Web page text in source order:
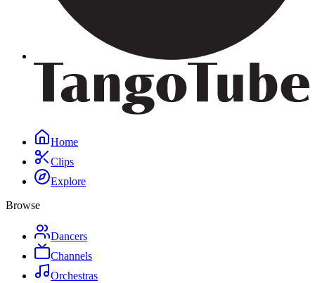
Home
Clips
Explore
Browse
Dancers
Channels
Orchestras